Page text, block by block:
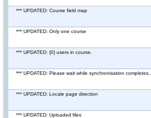
*** UPDATED: Course field map
*** UPDATED: Only one course
*** UPDATED: {0} users in course.
*** UPDATED: Please wait while synchronisation completes...
*** UPDATED: Locale page direction
*** UPDATED: Uploaded files